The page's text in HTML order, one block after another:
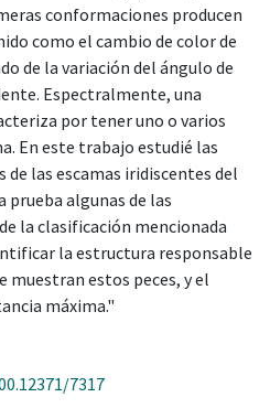
conformaciones producen
como el cambio de color de
de la variación del ángulo de
Espectralmente, una
por tener uno o varios
En este trabajo estudié las
de las escamas iridiscentes del
prueba algunas de las
la clasificación mencionada
la estructura responsable
muestran estos peces, y el
máxima."
7317